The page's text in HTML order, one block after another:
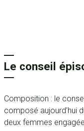
Le conseil
Composition : le
composé aujourd’hui
deux femmes